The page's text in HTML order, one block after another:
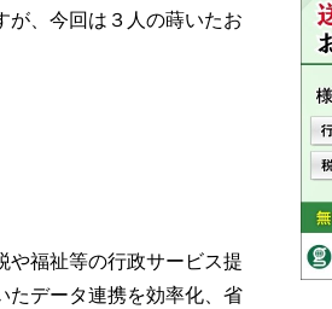
が、今回は３人の蒔いたお
福祉等の行政サービス提
たデータ連携を効率化、省